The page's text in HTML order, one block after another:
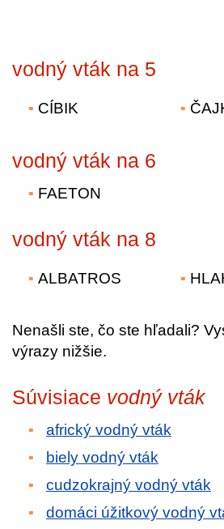
vodný vták na 5
CÍBIK
vodný vták na 6
FAETON
vodný vták na 8
ALBATROS
Nenašli ste, čo ste hľadali?
výrazy nižšie.
Súvisiace vodný vták
africký vodný vták
biely vodný vták
cudzokrajný vodný vták
domáci úžitkový vodný